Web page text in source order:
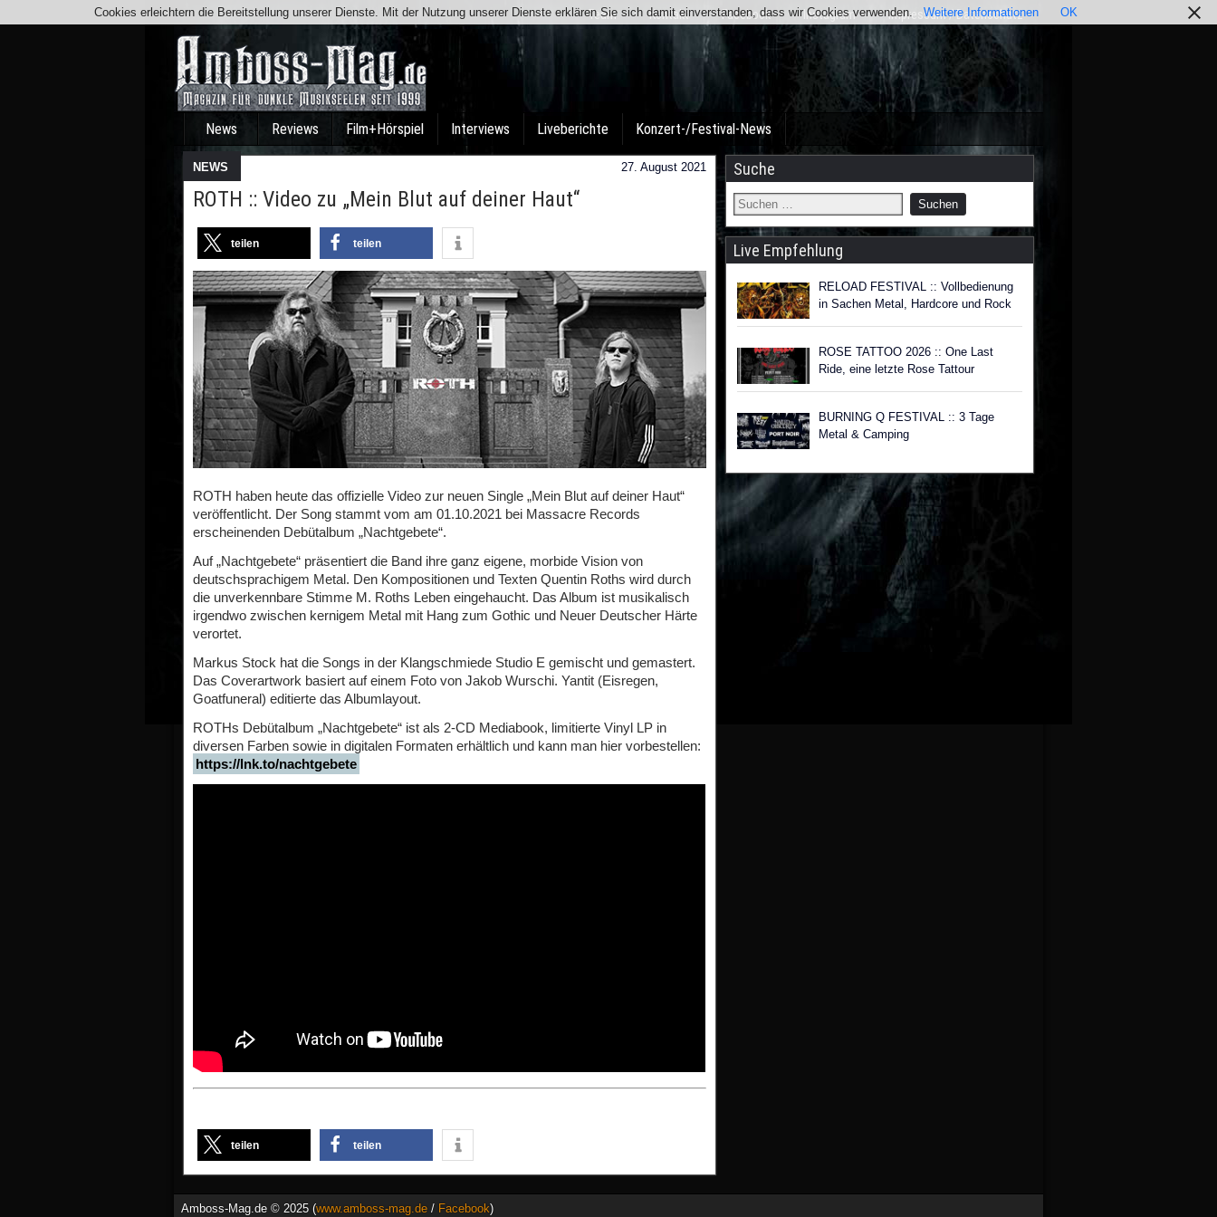
Team Kontakt Facebook Instagram Impressum / Datenschutz
News Reviews Film+Hörspiel Interviews Liveberichte Konzert-/Festival-News
NEWS 27. August 2021
ROTH :: Video zu „Mein Blut auf deiner Haut“
teilen teilen
ROTH haben heute das offizielle Video zur neuen Single „Mein Blut auf deiner Haut“
veröffentlicht. Der Song stammt vom am 01.10.2021 bei Massacre Records
erscheinenden Debütalbum „Nachtgebete“.
Auf „Nachtgebete“ präsentiert die Band ihre ganz eigene, morbide Vision von
deutschsprachigem Metal. Den Kompositionen und Texten Quentin Roths wird durch
die unverkennbare Stimme M. Roths Leben eingehaucht. Das Album ist musikalisch
irgendwo zwischen kernigem Metal mit Hang zum Gothic und Neuer Deutscher Härte
verortet.
Markus Stock hat die Songs in der Klangschmiede Studio E gemischt und gemastert.
Das Coverartwork basiert auf einem Foto von Jakob Wurschi. Yantit (Eisregen,
Goatfuneral) editierte das Albumlayout.
ROTHs Debütalbum „Nachtgebete“ ist als 2-CD Mediabook, limitierte Vinyl LP in
diversen Farben sowie in digitalen Formaten erhältlich und kann man hier vorbestellen:
https://lnk.to/nachtgebete
teilen teilen
Suche
Live Empfehlung
RELOAD FESTIVAL :: Vollbedienung
in Sachen Metal, Hardcore und Rock
ROSE TATTOO 2026 :: One Last
Ride, eine letzte Rose Tattour
BURNING Q FESTIVAL :: 3 Tage
Metal & Camping
Amboss-Mag.de © 2025 (www.amboss-mag.de / Facebook)
Cookies erleichtern die Bereitstellung unserer Dienste. Mit der Nutzung unserer Dienste erklären Sie sich damit einverstanden, dass wir Cookies verwenden. Weitere Informationen OK